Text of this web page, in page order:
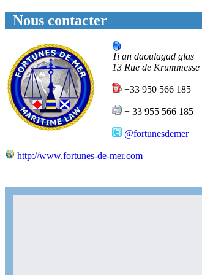
Nous contacter
Ti an daoulagad glas
13 Rue de Krummesse
+33 950 566 185
+ 33 955 566 185
@fortunesdemer
http://www.fortunes-de-mer.com